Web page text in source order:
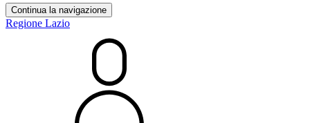
Continua la navigazione
Regione Lazio